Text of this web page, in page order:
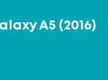
A5 (2016)